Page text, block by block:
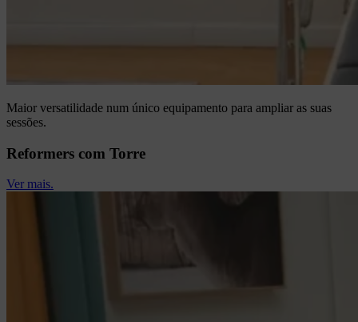
Maior versatilidade num único equipamento para ampliar as suas
sessões.
Reformers com Torre
Ver mais.